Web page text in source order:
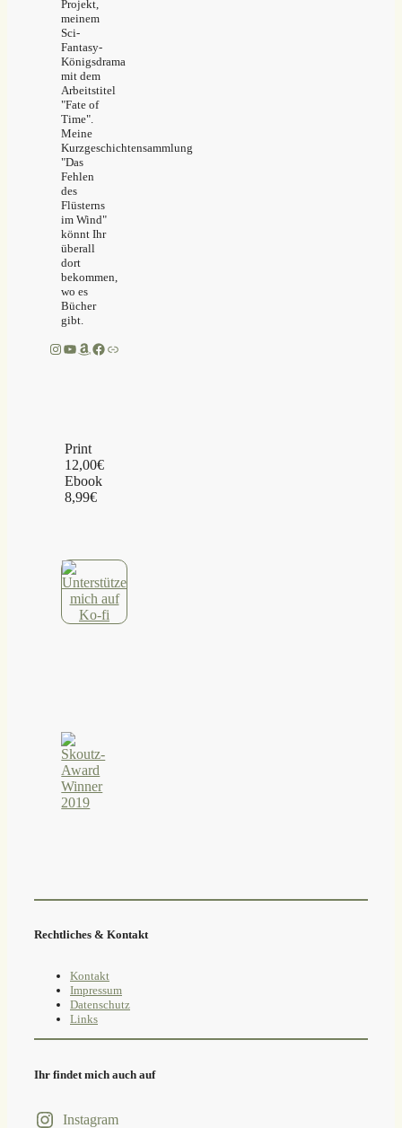
Projekt,
meinem
Sci-
Fantasy-
Königsdrama
mit dem
Arbeitstitel
"Fate of
Time".
Meine
Kurzgeschichtensammlung
"Das
Fehlen
des
Flüsterns
im Wind"
könnt Ihr
überall
dort
bekommen,
wo es
Bücher
gibt.
Instagram
YouTube
Amazon
Facebook
Link
Print
12,00€
Ebook
8,99€
Rechtliches & Kontakt
Kontakt
Impressum
Datenschutz
Links
Ihr findet mich auch auf
Instagram